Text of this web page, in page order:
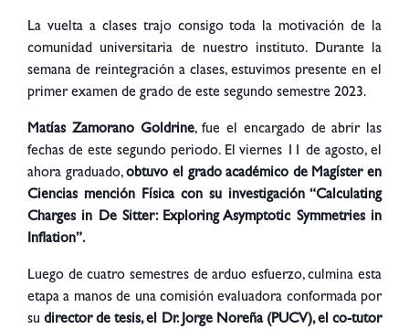
La vuelta a clases trajo consigo toda la motivación de la
comunidad universitaria de nuestro instituto. Durante la
semana de reintegración a clases, estuvimos presente en el
primer examen de grado de este segundo semestre 2023.
Matías Zamorano Goldrine, fue el encargado de abrir las
fechas de este segundo periodo. El viernes 11 de agosto, el
ahora graduado,obtuvo el grado académico de Magíster en
Ciencias mención Física con su investigación “Calculating
Charges in De Sitter: Exploring Asymptotic Symmetries in
Inflation”.
Luego de cuatro semestres de arduo esfuerzo, culmina esta
etapa a manos de una comisión evaluadora conformada por
sudirector de tesis, el Dr. Jorge Noreña (PUCV), el co-tutor